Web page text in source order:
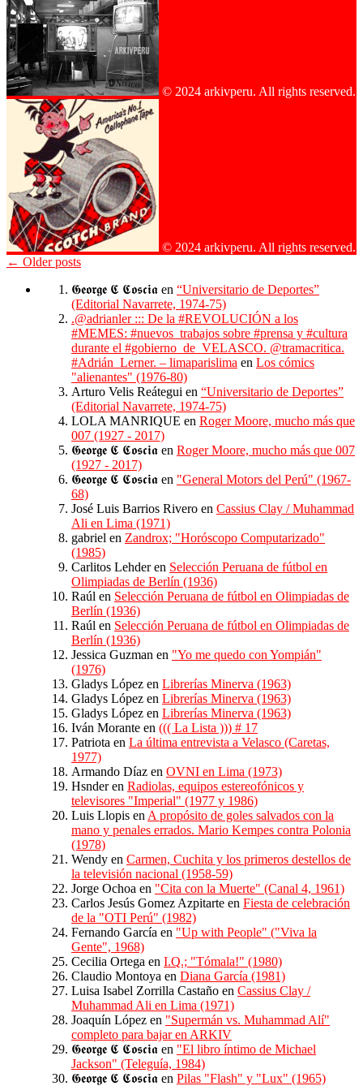
© 2024 arkivperu. All rights reserved.
© 2024 arkivperu. All rights reserved.
← Older posts
𝕲𝖊𝖔𝖗𝖌𝖊 𝕮 𝕮𝖔𝖘𝖈𝖎𝖆 en “Universitario de Deportes”
(Editorial Navarrete, 1974-75)
.@adrianler ::: De la #REVOLUCIÓN a los
#MEMES: #nuevos_trabajos sobre #prensa y #cultura
durante el #gobierno_de_VELASCO. @tramacritica.
#Adrián_Lerner. – limaparislima en Los cómics
"alienantes" (1976-80)
Arturo Velis Reátegui en “Universitario de Deportes”
(Editorial Navarrete, 1974-75)
LOLA MANRIQUE en Roger Moore, mucho más que
007 (1927 - 2017)
𝕲𝖊𝖔𝖗𝖌𝖊 𝕮 𝕮𝖔𝖘𝖈𝖎𝖆 en Roger Moore, mucho más que 007
(1927 - 2017)
𝕲𝖊𝖔𝖗𝖌𝖊 𝕮 𝕮𝖔𝖘𝖈𝖎𝖆 en "General Motors del Perú" (1967-
68)
José Luis Barrios Rivero en Cassius Clay / Muhammad
Ali en Lima (1971)
gabriel en Zandrox; "Horóscopo Computarizado"
(1985)
Carlitos Lehderen Selección Peruana de fútbol en
Olimpiadas de Berlín (1936)
Raúl en Selección Peruana de fútbol en Olimpiadas de
Berlín (1936)
Raúl en Selección Peruana de fútbol en Olimpiadas de
Berlín (1936)
Jessica Guzman en "Yo me quedo con Yompián"
(1976)
Gladys López en Librerías Minerva (1963)
Gladys López en Librerías Minerva (1963)
Gladys López en Librerías Minerva (1963)
Iván Morante en ((( La Lista ))) # 17
Patriota en La última entrevista a Velasco (Caretas,
1977)
Armando Díaz en OVNI en Lima (1973)
Hsnderen Radiolas, equipos estereofónicos y
televisores "Imperial" (1977 y 1986)
Luis Llopis en A propósito de goles salvados con la
mano y penales errados. Mario Kempes contra Polonia
(1978)
Wendy en Carmen, Cuchita y los primeros destellos de
la televisión nacional (1958-59)
Jorge Ochoa en "Cita con la Muerte" (Canal 4, 1961)
Carlos Jesús Gomez Azpitarte en Fiesta de celebración
de la "OTI Perú" (1982)
Fernando García en "Up with People" ("Viva la
Gente", 1968)
Cecilia Ortega en I.Q.; "Tómala!" (1980)
Claudio Montoya en Diana García (1981)
Luisa Isabel Zorrilla Castaño en Cassius Clay /
Muhammad Ali en Lima (1971)
Joaquín López en "Supermán vs. Muhammad Alí"
completo para bajar en ARKIV
𝕲𝖊𝖔𝖗𝖌𝖊 𝕮 𝕮𝖔𝖘𝖈𝖎𝖆 en "El libro íntimo de Michael
Jackson" (Teleguía, 1984)
𝕲𝖊𝖔𝖗𝖌𝖊 𝕮 𝕮𝖔𝖘𝖈𝖎𝖆 en Pilas "Flash" y "Lux" (1965)